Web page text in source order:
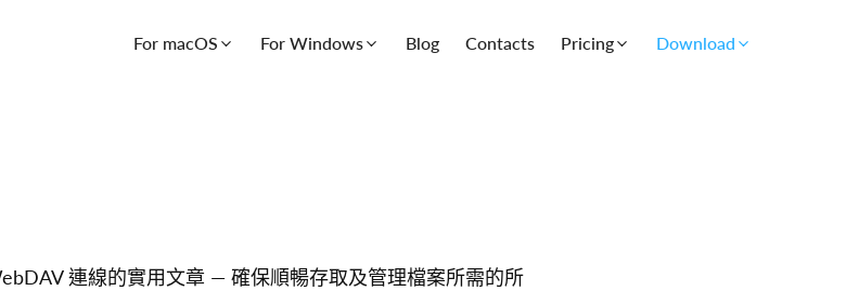
For macOS For Windows Blog Contacts Pricing Download
連線的實用文章 — 確保順暢存取及管理檔案所需的所